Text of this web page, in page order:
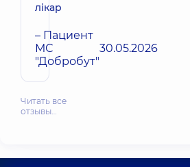
лікар
– Пациент
МС
"Добробут"
30.05.2026
Читать все
отзывы…